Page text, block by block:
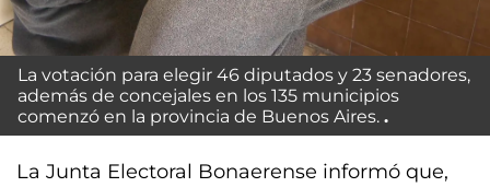
La votación para elegir 46 diputados y 23 senadores,
además de concejales en los 135 municipios
comenzó en la provincia de Buenos Aires.
La Junta Electoral Bonaerense informó que,